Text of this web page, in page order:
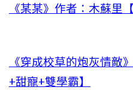
《某某》作者：木蘇里
《穿成校草的炮灰情敵
+甜寵+雙學霸】